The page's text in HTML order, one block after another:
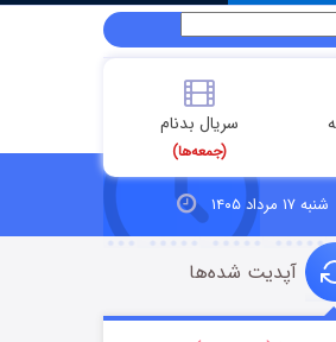
سریال بدنام
(جمعه‌ها)
شنبه ۱۷ مرداد ۱۴۰۵
آپدیت شده‌ها